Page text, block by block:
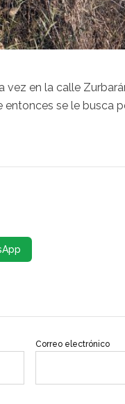
en la calle
se le busca
Correo electrónico